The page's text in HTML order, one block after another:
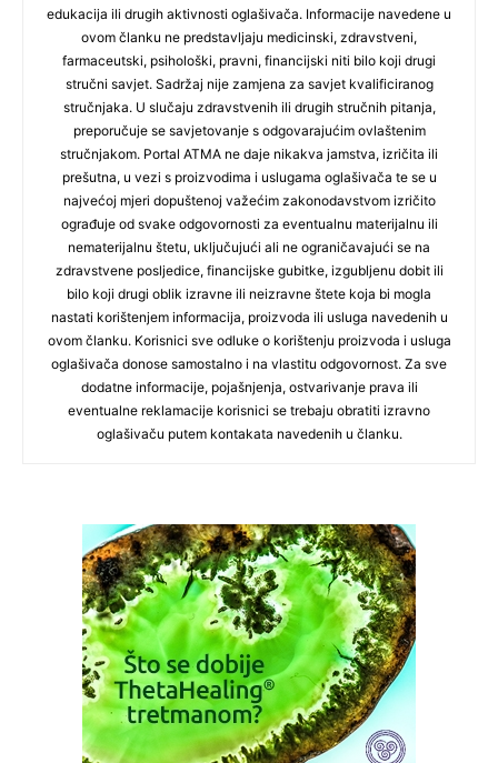
edukacija ili drugih aktivnosti oglašivača. Informacije navedene u
ovom članku ne predstavljaju medicinski, zdravstveni,
farmaceutski, psihološki, pravni, financijski niti bilo koji drugi
stručni savjet. Sadržaj nije zamjena za savjet kvalificiranog
stručnjaka. U slučaju zdravstvenih ili drugih stručnih pitanja,
preporučuje se savjetovanje s odgovarajućim ovlaštenim
stručnjakom. Portal ATMA ne daje nikakva jamstva, izričita ili
prešutna, u vezi s proizvodima i uslugama oglašivača te se u
najvećoj mjeri dopuštenoj važećim zakonodavstvom izričito
ograđuje od svake odgovornosti za eventualnu materijalnu ili
nematerijalnu štetu, uključujući ali ne ograničavajući se na
zdravstvene posljedice, financijske gubitke, izgubljenu dobit ili
bilo koji drugi oblik izravne ili neizravne štete koja bi mogla
nastati korištenjem informacija, proizvoda ili usluga navedenih u
ovom članku. Korisnici sve odluke o korištenju proizvoda i usluga
oglašivača donose samostalno i na vlastitu odgovornost. Za sve
dodatne informacije, pojašnjenja, ostvarivanje prava ili
eventualne reklamacije korisnici se trebaju obratiti izravno
oglašivaču putem kontakata navedenih u članku.